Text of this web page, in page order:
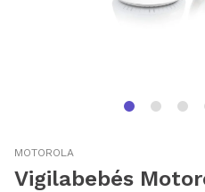
MOTOROLA
Vigilabebés